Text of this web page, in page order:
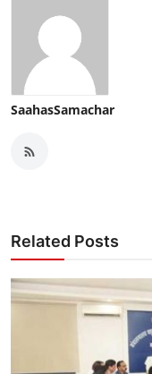
SaahasSamachar
Related Posts